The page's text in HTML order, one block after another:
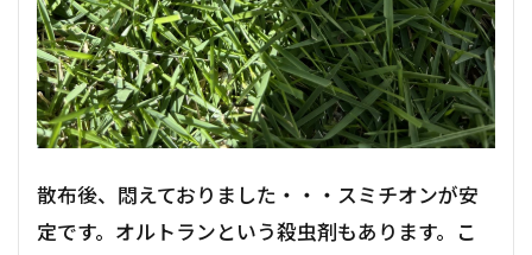
散布後、悶えておりました・・・スミチオンが安
定です。オルトランという殺虫剤もあります。こ